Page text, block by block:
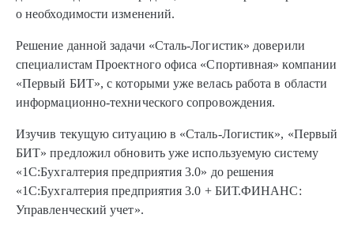
о необходимости изменений.
Решение данной задачи «Сталь-Логистик» доверили
специалистам Проектного офиса «Спортивная» компании
«Первый БИТ», с которыми уже велась работа в области
информационно-технического сопровождения.
Изучив текущую ситуацию в «Сталь-Логистик», «Первый
БИТ» предложил обновить уже используемую систему
«1С:Бухгалтерия предприятия 3.0» до решения
«1С:Бухгалтерия предприятия 3.0 + БИТ.ФИНАНС:
Управленческий учет».